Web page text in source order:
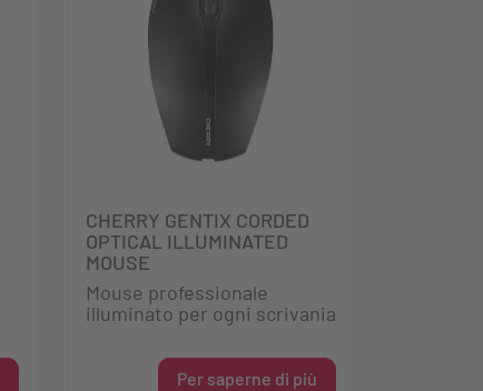
CHERRY GENTIX CORDED
OPTICAL ILLUMINATED
MOUSE
Mouse professionale
illuminato per ogni scrivania
Per saperne di più